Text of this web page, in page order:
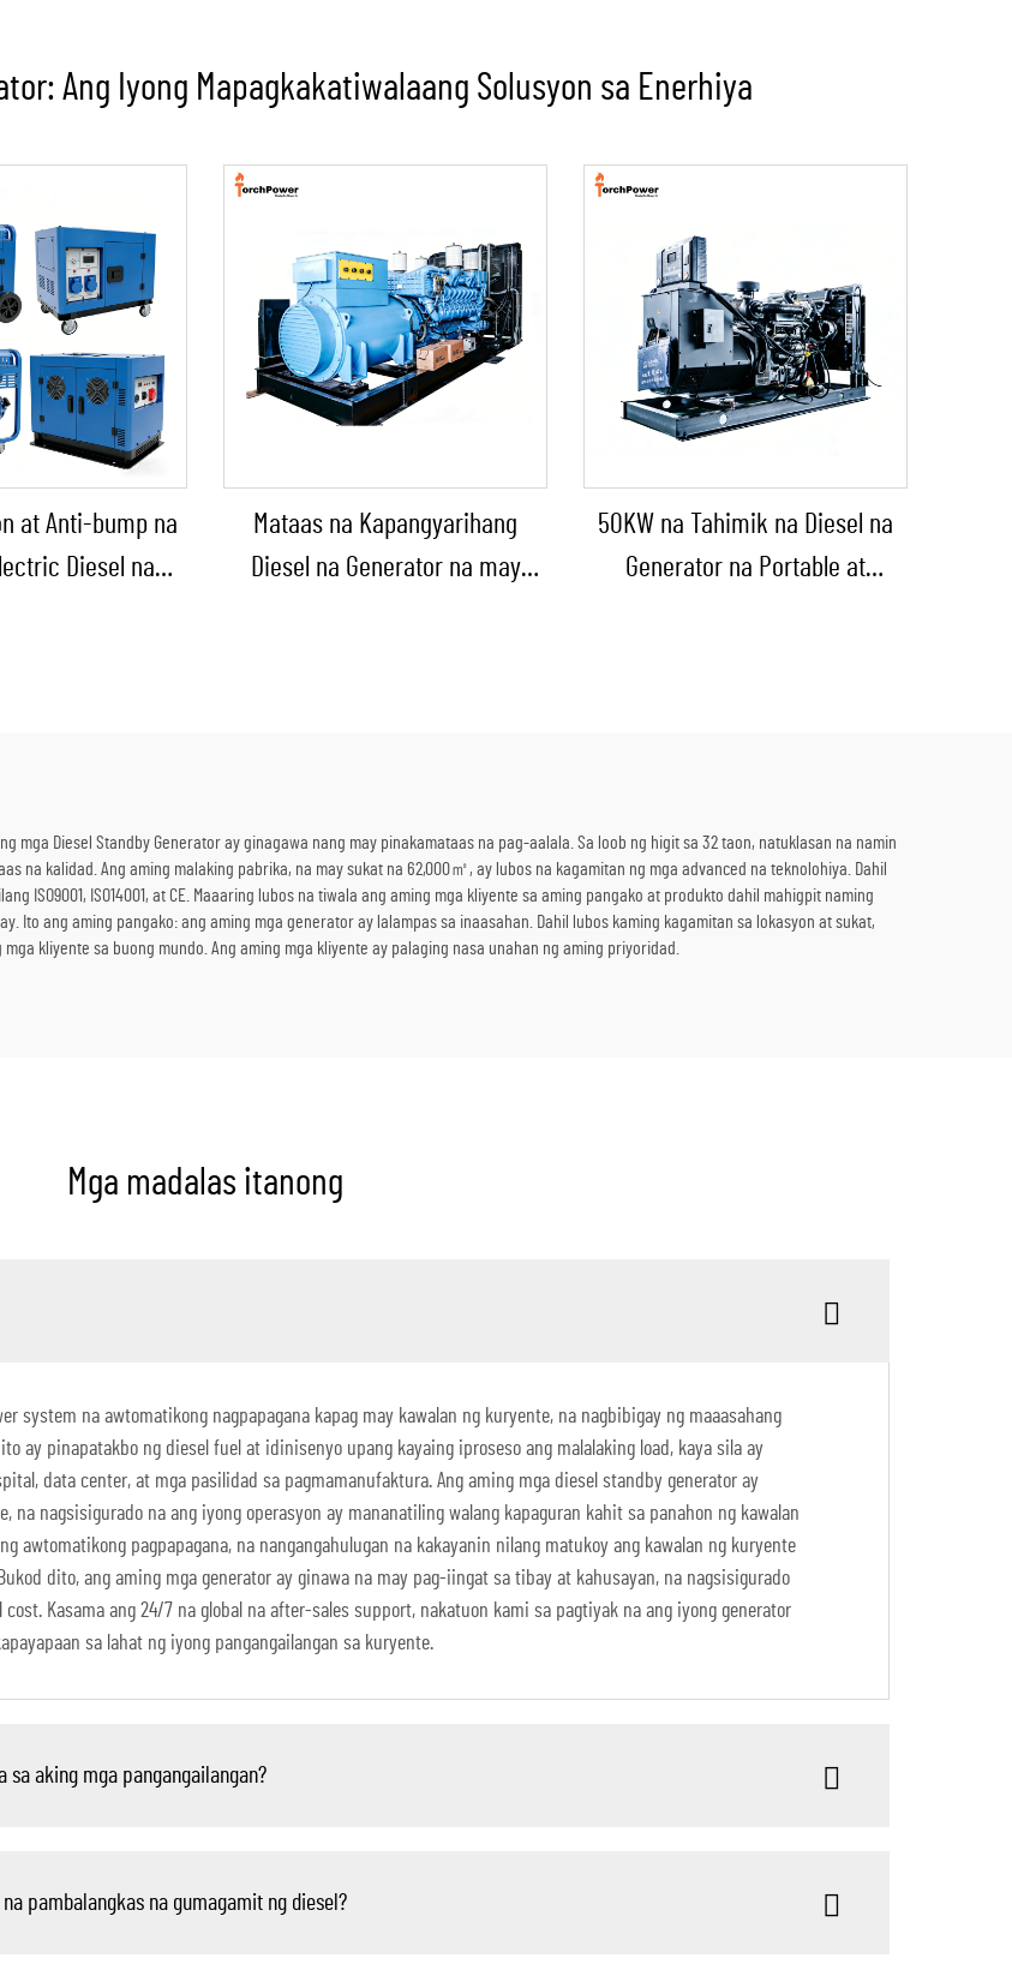
Ang Iyong Mapagkakatiwalaang Solusyon sa Enerhiya
at Anti-bump na
Diesel na
Mataas na Kapangyarihang
Diesel na Generator na may
50KW na Tahimik na Diesel na
Generator na Portable at
mga Diesel Standby Generator ay ginagawa nang may pinakamataas na pag-aalala. Sa loob ng higit sa 32 taon, natuklasan na namin
na kalidad. Ang aming malaking pabrika, na may sukat na 62,000㎡, ay lubos na kagamitan ng mga advanced na teknolohiya. Dahil
ISO9001, ISO14001, at CE. Maaaring lubos na tiwala ang aming mga kliyente sa aming pangako at produkto dahil mahigpit naming
Ito ang aming pangako: ang aming mga generator ay lalampas sa inaasahan. Dahil lubos kaming kagamitan sa lokasyon at sukat,
kliyente sa buong mundo. Ang aming mga kliyente ay palaging nasa unahan ng aming priyoridad.
Mga madalas itanong
system na awtomatikong nagpapagana kapag may kawalan ng kuryente, na nagbibigay ng maaasahang
ay pinapatakbo ng diesel fuel at idinisenyo upang kayaing iproseso ang malalaking load, kaya sila ay
data center, at mga pasilidad sa pagmamanufaktura. Ang aming mga diesel standby generator ay
na nagsisigurado na ang iyong operasyon ay mananatiling walang kapaguran kahit sa panahon ng kawalan
awtomatikong pagpapagana, na nangangahulugan na kakayanin nilang matukoy ang kawalan ng kuryente
dito, ang aming mga generator ay ginawa na may pag-iingat sa tibay at kahusayan, na nagsisigurado
Kasama ang 24/7 na global na after-sales support, nakatuon kami sa pagtiyak na ang iyong generator
sa lahat ng iyong pangangailangan sa kuryente.
aking mga pangangailangan?
pambalangkas na gumagamit ng diesel?